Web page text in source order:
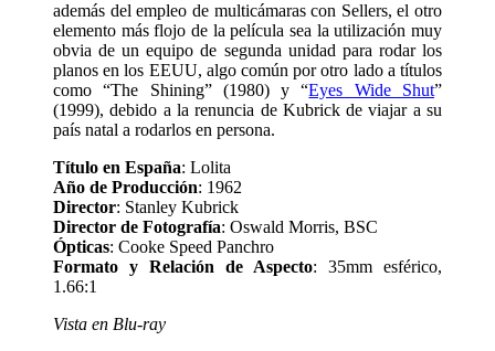
además del empleo de multicámaras con Sellers, el otro
elemento más flojo de la película sea la utilización muy
obvia de un equipo de segunda unidad para rodar los
planos en los EEUU, algo común por otro lado a títulos
como “The Shining” (1980) y “Eyes Wide Shut”
(1999), debido a la renuncia de Kubrick de viajar a su
país natal a rodarlos en persona.
Título en España: Lolita
Año de Producción: 1962
Director: Stanley Kubrick
Director de Fotografía: Oswald Morris, BSC
Ópticas: Cooke Speed Panchro
Formato y Relación de Aspecto: 35mm esférico,
1.66:1
Vista en Blu-ray